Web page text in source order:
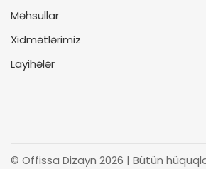
Məhsullar
Xidmətlərimiz
Layihələr
© Offissa Dizayn 2026 | Bütün